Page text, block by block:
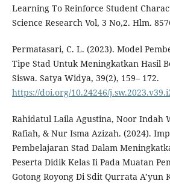
Learning To Reinforce Student
Science Research Vol, 3 No,2. Hlm.
Permatasari, C. L. (2023). Model
Tipe Stad Untuk Meningkatkan Hasil
Siswa. Satya Widya, 39(2), 159– 172.
https://doi.org/10.24246/
Rahidatul Laila Agustina, Noor Indah
Rafiah, & Nur Isma Azizah. (2024).
Pembelajaran Stad Dalam
Peserta Didik Kelas Ii Pada Muatan
Gotong Royong Di Sdit Qurrata A’yun